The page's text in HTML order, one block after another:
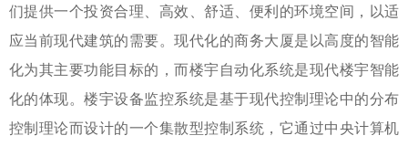
们提供一个投资合理、高效、舒适、便利的环境空间，以适
应当前现代建筑的需要。现代化的商务大厦是以高度的智能
化为其主要功能目标的，而楼宇自动化系统是现代楼宇智能
化的体现。楼宇设备监控系统是基于现代控制理论中的分布
控制理论而设计的一个集散型控制系统，它通过中央计算机